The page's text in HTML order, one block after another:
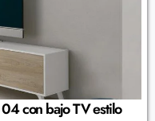
con bajo TV estilo